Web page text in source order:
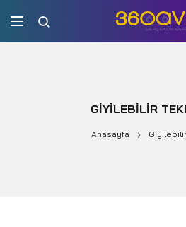
GIYILEBILIR
Anasayfa